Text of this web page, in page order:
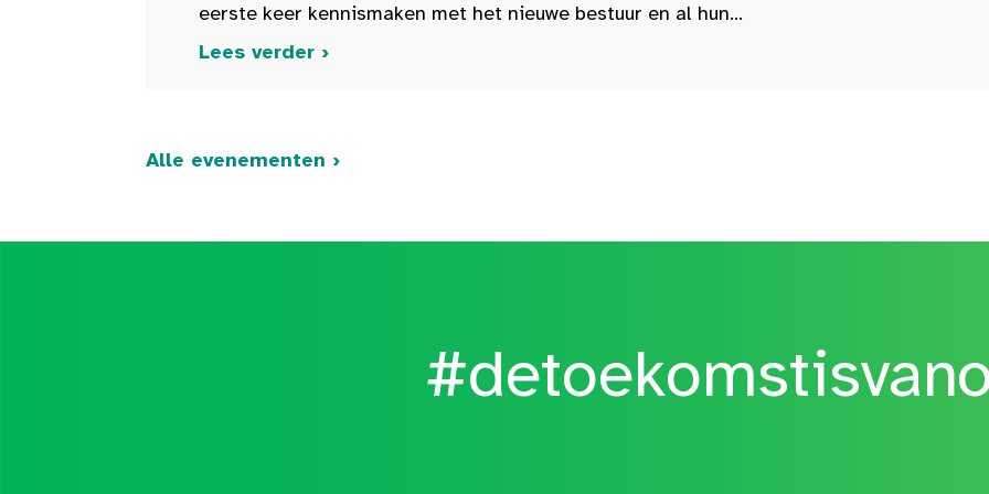
eerste keer kennismaken met het nieuwe bestuur en al hun...
Lees verder ›
Alle evenementen ›